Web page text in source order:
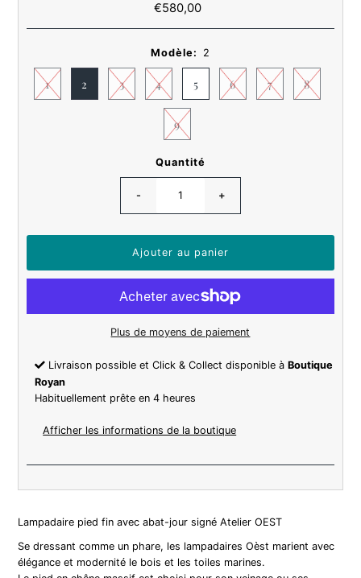
Prix
€580,00
Modèle: 2
1 2 3 4 5 6 7 8
9
Quantité
- +
Plus de moyens de paiement
Livraison possible et Click & Collect disponible àBoutique
Royan
Habituellement prête en 4 heures
Afficher les informations de la boutique
Lampadaire pied fin avec abat-jour signé Atelier OEST
Se dressant comme un phare, les lampadaires Oèst marient avec
élégance et modernité le bois et les toiles marines.